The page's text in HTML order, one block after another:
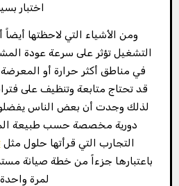
اختبار
ومن الأشياء التي لاحظتها
التشغيل تؤثر على سرعة عودة
في مناطق أكثر حرارة أو
قد تحتاج متابعة وتنظيف على
لذلك وجدت أن بعض الناس
دورية مخصصة حسب طبيعة
التجارب التي قرأتها حلول مثل
باعتبارها جزءاً من خطة صيانة
لمرة